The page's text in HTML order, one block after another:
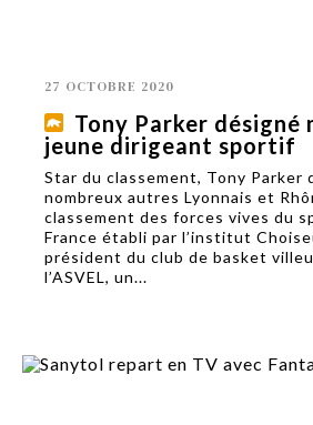
27 OCTOBRE 2020
Tony Parker désigné
jeune dirigeant sportif
Star du classement, Tony Parker
nombreux autres Lyonnais et
classement des forces vives du
France établi par l’institut
président du club de basket
l’ASVEL, un...